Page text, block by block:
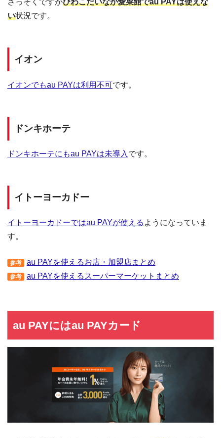
さっそくですがびわこだいなか愛菜館でau PAYは使えな
い状況です。
イオン
イオンでもau PAYは利用不可です。
ドンキホーテ
ドンキホーテにもau PAYは未導入 です。
イトーヨーカドー
イトーヨーカドーではau PAYが使える ようになっていま
す。
参考 au PAYを使えるお店・加盟店まとめ
参考 au PAYを使えるスーパーマーケットまとめ
au PAYにはau PAYカード